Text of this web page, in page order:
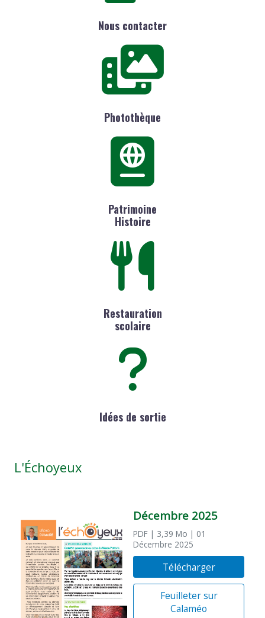
Nous contacter
Photothèque
Patrimoine
Histoire
Restauration
scolaire
Idées de sortie
L'Échoyeux
Décembre 2025
PDF | 3,39 Mo | 01
Décembre 2025
Télécharger
Feuilleter sur
Calaméo